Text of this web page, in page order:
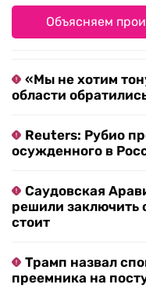
Объясняем
«Мы не хотим
области
Reuters: Рубио
осужденного в
Саудовская
решили заключить
стоит
Трамп назвал
преемника на